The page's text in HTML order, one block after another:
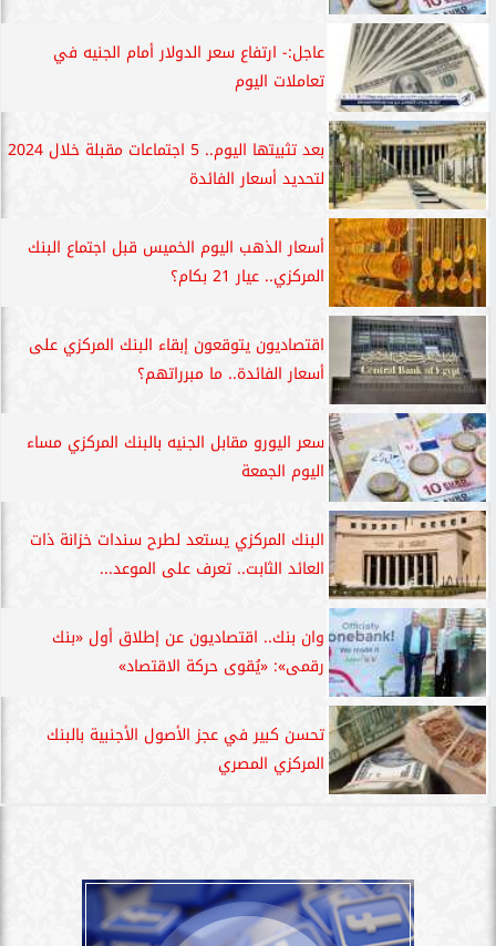
عاجل:- ارتفاع سعر الدولار أمام الجنيه في
تعاملات اليوم
بعد تثبيتها اليوم.. 5 اجتماعات مقبلة خلال 2024
لتحديد أسعار الفائدة
أسعار الذهب اليوم الخميس قبل اجتماع البنك
المركزي.. عيار 21 بكام؟
اقتصاديون يتوقعون إبقاء البنك المركزي على
أسعار الفائدة.. ما مبرراتهم؟
سعر اليورو مقابل الجنيه بالبنك المركزي مساء
اليوم الجمعة
البنك المركزي يستعد لطرح سندات خزانة ذات
العائد الثابت.. تعرف على الموعد...
وان بنك.. اقتصاديون عن إطلاق أول «بنك
رقمى»: «يُقوى حركة الاقتصاد»
تحسن كبير في عجز الأصول الأجنبية بالبنك
المركزي المصري